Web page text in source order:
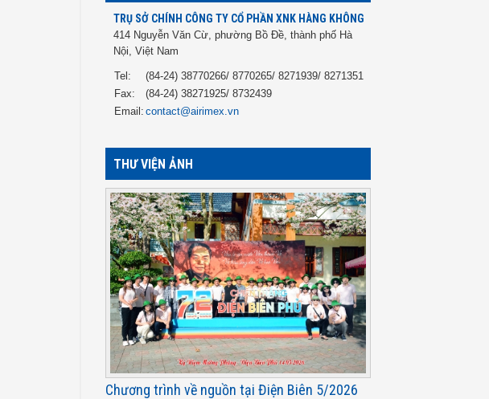
TRỤ SỞ CHÍNH CÔNG TY CỔ PHẦN XNK HÀNG KHÔNG
414 Nguyễn Văn Cừ, phường Bồ Đề, thành phố Hà
Nội, Việt Nam
Tel:
(84-24) 38770266/ 8770265/ 8271939/ 8271351
Fax:
(84-24) 38271925/ 8732439
Email: contact@airimex.vn
THƯ VIỆN ẢNH
Chương trình về nguồn tại Điện Biên 5/2026